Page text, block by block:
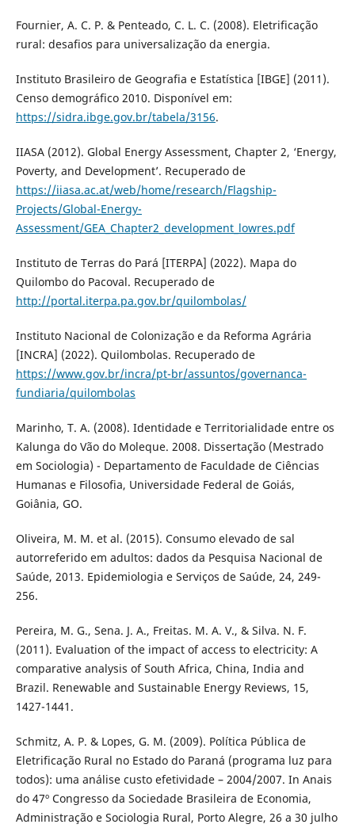
Fournier, A. C. P. & Penteado, C. L. C. (2008). Eletrificação
rural: desafios para universalização da energia.
Instituto Brasileiro de Geografia e Estatística [IBGE] (2011).
Censo demográfico 2010. Disponível em:
https://sidra.ibge.gov.br/tabela/3156.
IIASA (2012). Global Energy Assessment, Chapter 2, ‘Energy,
Poverty, and Development’. Recuperado de
https://iiasa.ac.at/web/home/research/Flagship-
Projects/Global-Energy-
Assessment/GEA_Chapter2_development_lowres.pdf
Instituto de Terras do Pará [ITERPA] (2022). Mapa do
Quilombo do Pacoval. Recuperado de
http://portal.iterpa.pa.gov.br/quilombolas/
Instituto Nacional de Colonização e da Reforma Agrária
[INCRA] (2022). Quilombolas. Recuperado de
https://www.gov.br/incra/pt-br/assuntos/governanca-
fundiaria/quilombolas
Marinho, T. A. (2008). Identidade e Territorialidade entre os
Kalunga do Vão do Moleque. 2008. Dissertação (Mestrado
em Sociologia) - Departamento de Faculdade de Ciências
Humanas e Filosofia, Universidade Federal de Goiás,
Goiânia, GO.
Oliveira, M. M. et al. (2015). Consumo elevado de sal
autorreferido em adultos: dados da Pesquisa Nacional de
Saúde, 2013. Epidemiologia e Serviços de Saúde, 24, 249-
256.
Pereira, M. G., Sena. J. A., Freitas. M. A. V., & Silva. N. F.
(2011). Evaluation of the impact of access to electricity: A
comparative analysis of South Africa, China, India and
Brazil. Renewable and Sustainable Energy Reviews, 15,
1427-1441.
Schmitz, A. P. & Lopes, G. M. (2009). Política Pública de
Eletrificação Rural no Estado do Paraná (programa luz para
todos): uma análise custo efetividade – 2004/2007. In Anais
do 47º Congresso da Sociedade Brasileira de Economia,
Administração e Sociologia Rural, Porto Alegre, 26 a 30 julho